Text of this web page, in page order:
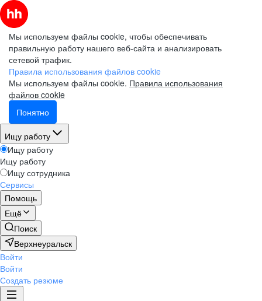
Мы используем файлы cookie, чтобы обеспечивать
правильную работу нашего веб-сайта и анализировать
сетевой трафик.
Правила использования файлов cookie
Мы используем файлы cookie. Правила использования
файлов cookie
Понятно
Ищу работу
Ищу работу
Ищу работу
Ищу сотрудника
Сервисы
Помощь
Ещё
Поиск
Верхнеуральск
Войти
Войти
Создать резюме